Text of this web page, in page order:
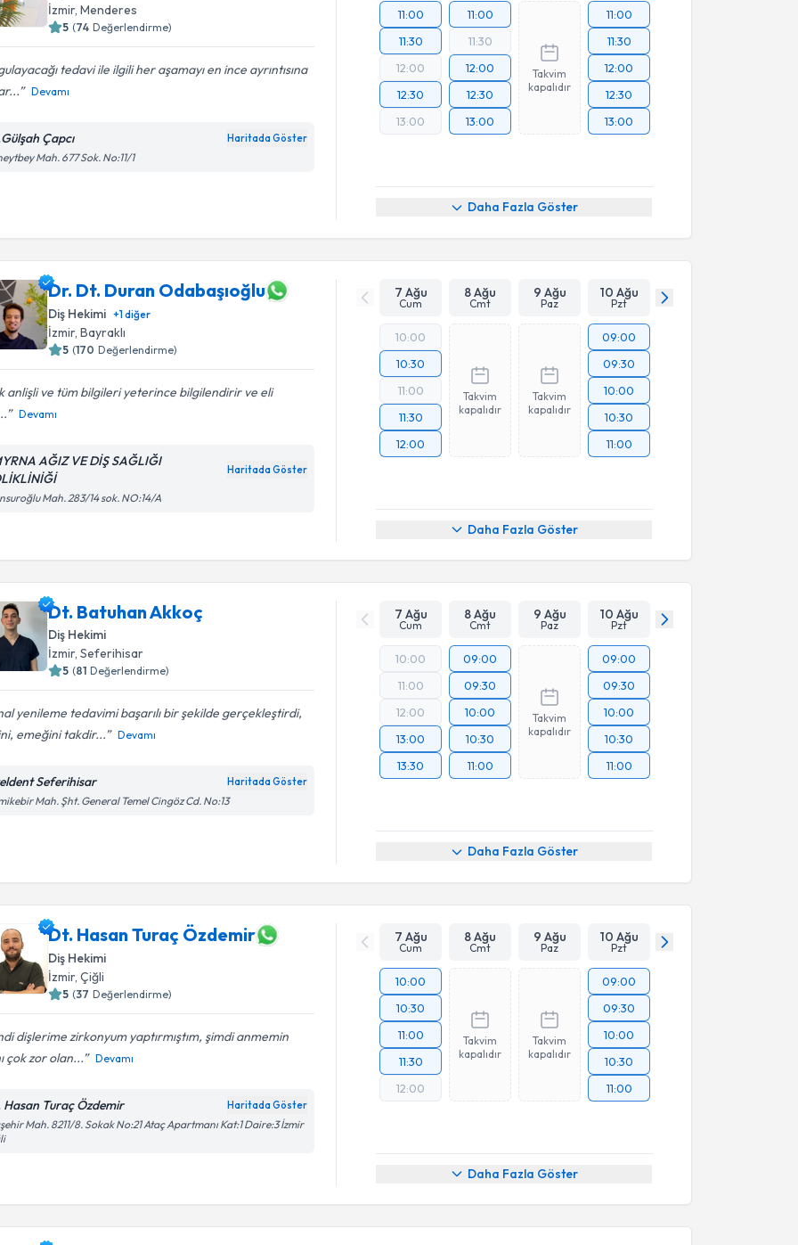
İzmir, Menderes
5 (74 Değerlendirme)
tedavi ile ilgili her aşamayı en ince ayrıntısına
Devamı
Çapcı Haritada Göster
Mah. 677 Sok. No:11/1
11:00
11:30
12:00
12:30
13:00
11:00
11:30
12:00
12:30
13:00
Takvim
kapalıdır
11:00
11:30
12:00
12:30
13:00
Daha Fazla Göster
Dr. Dt. Duran Odabaşıoğlu
Diş Hekimi +1diğer
İzmir, Bayraklı
5 (170 Değerlendirme)
anlişli ve tüm bilgileri yeterince bilgilendirir ve eli
Devamı
AĞIZ VE DİŞ SAĞLIĞI
Haritada Göster
Mah. 283/14 sok. NO:14/A
7 Ağu
Cum
8 Ağu
Cmt
9 Ağu
Paz
10 Ağu
Pzt
10:00
10:30
11:00
11:30
12:00
Takvim
kapalıdır
Takvim
kapalıdır
09:00
09:30
10:00
10:30
11:00
Daha Fazla Göster
Dt. Batuhan Akkoç
Diş Hekimi
İzmir, Seferihisar
5 (81 Değerlendirme)
yenileme tedavimi başarılı bir şekilde gerçekleştirdi,
emeğini takdir...
Devamı
Seferihisar Haritada Göster
Mah. Şht. General Temel Cingöz Cd. No:13
7 Ağu
Cum
8 Ağu
Cmt
9 Ağu
Paz
10 Ağu
Pzt
10:00
11:00
12:00
13:00
13:30
09:00
09:30
10:00
10:30
11:00
Takvim
kapalıdır
09:00
09:30
10:00
10:30
11:00
Daha Fazla Göster
Dt. Hasan Turaç Özdemir
Diş Hekimi
İzmir, Çiğli
5 (37 Değerlendirme)
dişlerime zirkonyum yaptırmıştım, şimdi anmemin
çok zor olan...
Devamı
Hasan Turaç Özdemir Haritada Göster
Mah. 8211/8. Sokak No:21 Ataç Apartmanı Kat:1 Daire:3 İzmir
7 Ağu
Cum
8 Ağu
Cmt
9 Ağu
Paz
10 Ağu
Pzt
10:00
10:30
11:00
11:30
12:00
Takvim
kapalıdır
Takvim
kapalıdır
09:00
09:30
10:00
10:30
11:00
Daha Fazla Göster